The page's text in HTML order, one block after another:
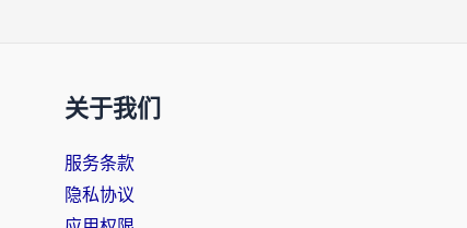
关于我们
服务条款
隐私协议